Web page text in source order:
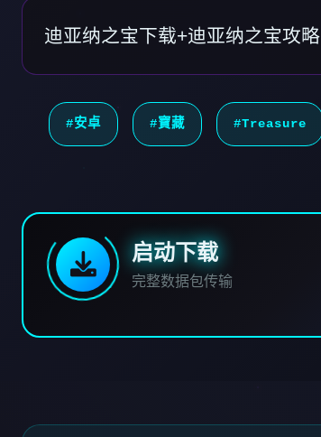
迪亚纳之宝下载+迪亚纳之宝攻略
#安卓 #寶藏 #Treasure
启动下载
完整数据包传输